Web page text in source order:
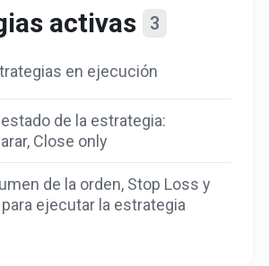
activas 3
en ejecución
de la estrategia:
Close only
de la orden, Stop Loss y
ejecutar la estrategia